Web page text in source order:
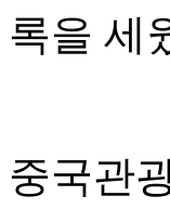
록을 세
중국관